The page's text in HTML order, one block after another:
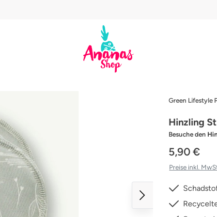
Green Lifestyle
Hinzling
Besuche den
5,90 €
Preise inkl.